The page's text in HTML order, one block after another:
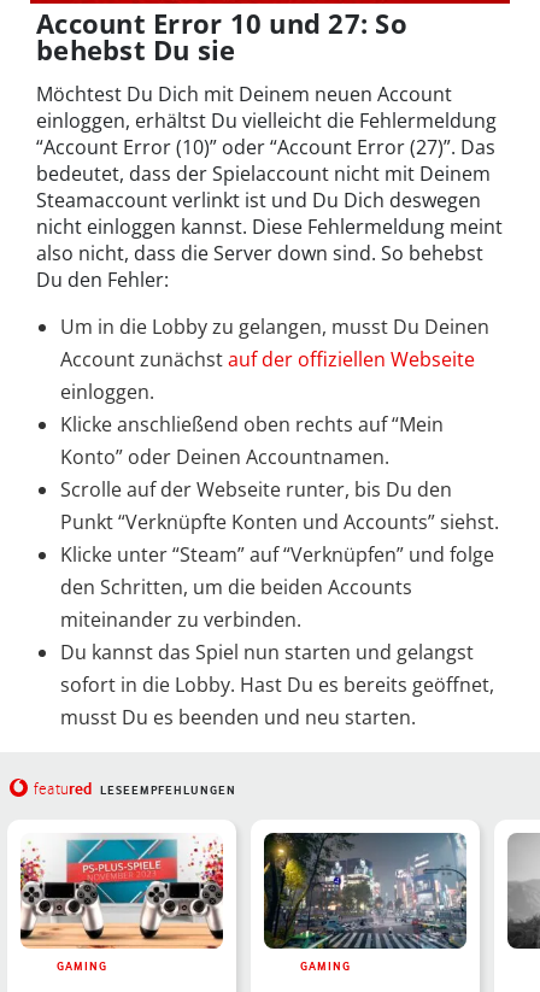
Account Error 10 und 27: So
behebst Du sie
Möchtest Du Dich mit Deinem neuen Account
einloggen, erhältst Du vielleicht die Fehlermeldung
“Account Error (10)” oder “Account Error (27)”. Das
bedeutet, dass der Spielaccount nicht mit Deinem
Steamaccount verlinkt ist und Du Dich deswegen
nicht einloggen kannst. Diese Fehlermeldung meint
also nicht, dass die Server down sind. So behebst
Du den Fehler:
Um in die Lobby zu gelangen, musst Du Deinen
Account zunächstauf der offiziellen Webseite
einloggen.
Klicke anschließend oben rechts auf “Mein
Konto” oder Deinen Accountnamen.
Scrolle auf der Webseite runter, bis Du den
Punkt “Verknüpfte Konten und Accounts” siehst.
Klicke unter “Steam” auf “Verknüpfen” und folge
den Schritten, um die beiden Accounts
miteinander zu verbinden.
Du kannst das Spiel nun starten und gelangst
sofort in die Lobby. Hast Du es bereits geöffnet,
musst Du es beenden und neu starten.
featured LESEEMPFEHLUNGEN
GAMING GAMING